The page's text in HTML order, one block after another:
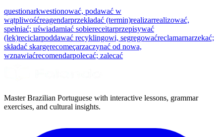
questionarkwestionować, podawać w
wątpliwośćreagendarprzekładać (termin)realizarrealizować,
spełniać; uświadamiać sobiereceitarprzepisywać
(lek)reciclarpoddawać recyklingowi, segregowaćreclamarnarzekać;
składać skargęrecomeçarzaczynać od nowa,
wznawiaćrecomendarpolecać; zalecać
Master Brazilian Portuguese with interactive lessons, grammar
exercises, and cultural insights.